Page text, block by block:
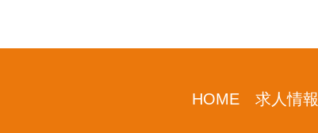
HOME 求人情報